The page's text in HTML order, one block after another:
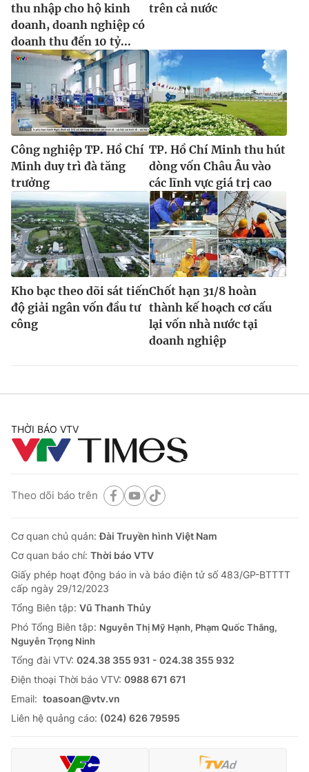
thu nhập cho hộ kinh
doanh, doanh nghiệp có
doanh thu đến 10 tỷ...
trên cả nước
Công nghiệp TP. Hồ Chí
Minh duy trì đà tăng
trưởng
TP. Hồ Chí Minh thu hút
dòng vốn Châu Âu vào
các lĩnh vực giá trị cao
Kho bạc theo dõi sát tiến
độ giải ngân vốn đầu tư
công
Chốt hạn 31/8 hoàn
thành kế hoạch cơ cấu
lại vốn nhà nước tại
doanh nghiệp
THỜI BÁO VTV
Theo dõi báo trên
Cơ quan chủ quản:Đài Truyền hình Việt Nam
Cơ quan báo chí: Thời báo VTV
Giấy phép hoạt động báo in và báo điện tử số 483/GP-BTTTT
cấp ngày 29/12/2023
Tổng Biên tập: Vũ Thanh Thủy
Phó Tổng Biên tập: Nguyễn Thị Mỹ Hạnh, Phạm Quốc Thắng,
Nguyễn Trọng Ninh
Tổng đài VTV: 024.38 355 931 - 024.38 355 932
Ðiện thoại Thời báo VTV: 0988 671 671
Email: toasoan@vtv.vn
Liên hệ quảng cáo: (024) 626 79595